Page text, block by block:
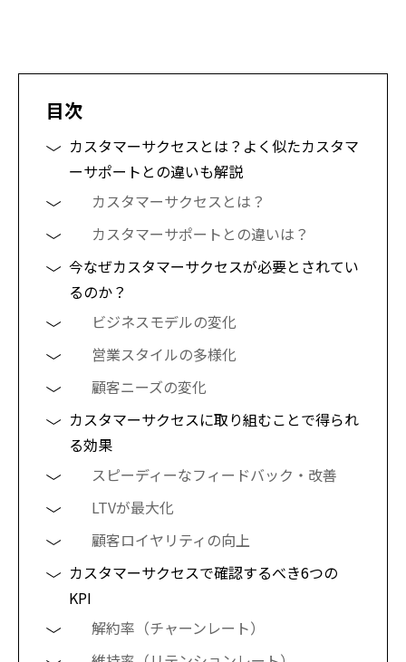
目次
カスタマーサクセスとは？よく似たカスタマ
ーサポートとの違いも解説
カスタマーサクセスとは？
カスタマーサポートとの違いは？
今なぜカスタマーサクセスが必要とされてい
るのか？
ビジネスモデルの変化
営業スタイルの多様化
顧客ニーズの変化
カスタマーサクセスに取り組むことで得られ
る効果
スピーディーなフィードバック・改善
LTVが最大化
顧客ロイヤリティの向上
カスタマーサクセスで確認するべき6つの
KPI
解約率（チャーンレート）